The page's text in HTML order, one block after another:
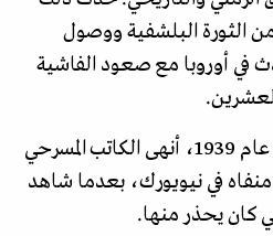
الثورة البلشفية ووصول
في أوروبا مع صعود الفاشية
فقبل زفايغ بثلاث سنوات، عام 1939، أنهى الكاتب المسرحي
منفاه في نيويورك، بعدما شاهد
كان يحذر منها.